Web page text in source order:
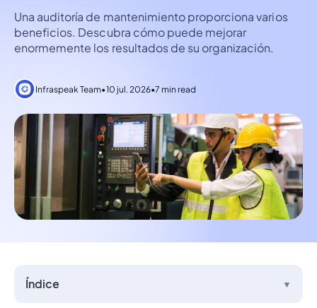
Una auditoría de mantenimiento proporciona varios
beneficios. Descubra cómo puede mejorar
enormemente los resultados de su organización.
Infraspeak Team•10 jul. 2026•7 min read
Índice ▼